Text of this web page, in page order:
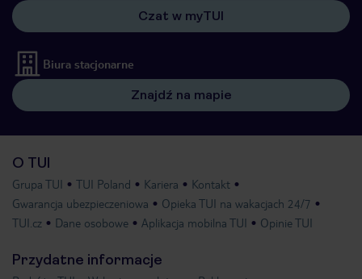
Czat w myTUI
Biura stacjonarne
Znajdź na mapie
O TUI
Grupa TUI TUI Poland Kariera
Kontakt
Gwarancja ubezpieczeniowa
Opieka TUI na wakacjach 24/7
TUI.cz
Dane osobowe Aplikacja mobilna TUI Opinie TUI
Przydatne informacje